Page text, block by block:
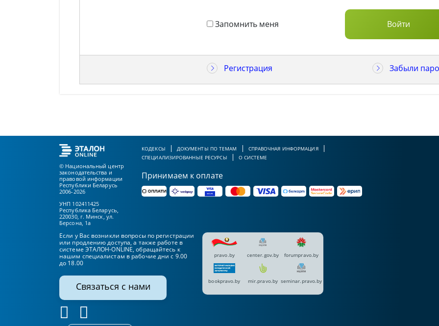
Запомнить меня
Регистрация Забыли
© Национальный центр
законодательства и
правовой информации
Республики Беларусь
2006-2026
УНП 102411425
Республика Беларусь,
220030, г. Минск, ул.
Берсона, 1а
КОДЕКСЫ ДОКУМЕНТЫ ПО ТЕМАМ
СПРАВОЧНАЯ ИНФОРМАЦИЯ
СПЕЦИАЛИЗИРОВАННЫЕ РЕСУРСЫ
О СИСТЕМЕ
Принимаем к оплате
Если у Вас возникли вопросы по регистрации
или продлению доступа, а также работе в
системе ЭТАЛОН-ONLINE, обращайтесь к
нашим специалистам в рабочие дни с 9.00
до 18.00
Связаться с нами
pravo.by center.gov.by forumpravo.by
bookpravo.by mir.pravo.by seminar.pravo.by